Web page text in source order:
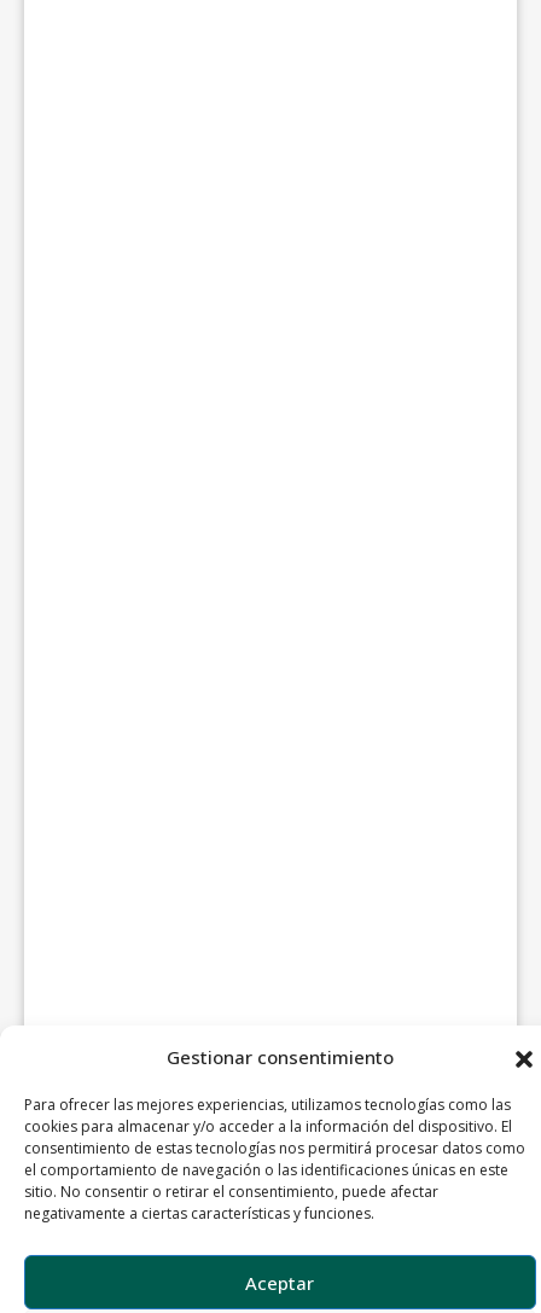
Gestionar consentimiento
Para ofrecer las mejores experiencias, utilizamos tecnologías como las
cookies para almacenar y/o acceder a la información del dispositivo. El
consentimiento de estas tecnologías nos permitirá procesar datos como
el comportamiento de navegación o las identificaciones únicas en este
sitio. No consentir o retirar el consentimiento, puede afectar
negativamente a ciertas características y funciones.
Aceptar